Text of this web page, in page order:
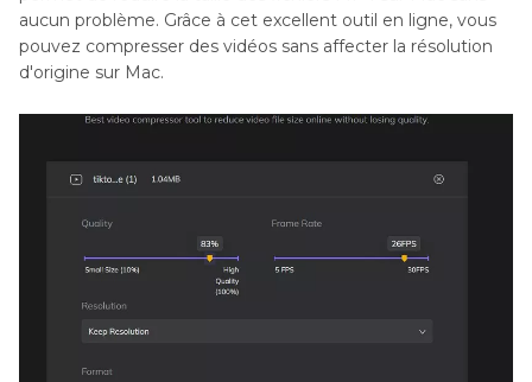
aucun problème. Grâce à cet excellent outil en ligne, vous
pouvez compresser des vidéos sans affecter la résolution
d'origine sur Mac.